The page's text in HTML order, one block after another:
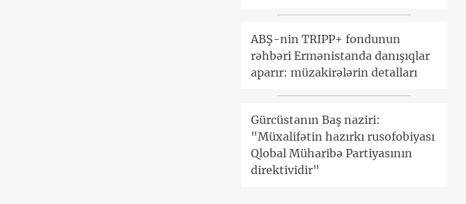
ABŞ-nin TRIPP+ fondunun
rəhbəri Ermənistanda danışıqlar
aparır: müzakirələrin detalları
Gürcüstanın Baş naziri:
"Müxalifətin hazırkı rusofobiyası
Qlobal Müharibə Partiyasının
direktividir"